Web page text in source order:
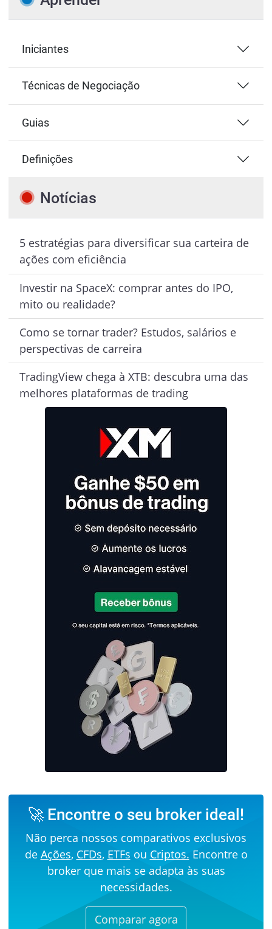
Iniciantes
Técnicas de Negociação
Guias
Definições
Notícias
5 estratégias para diversificar sua carteira de
ações com eficiência
Investir na SpaceX: comprar antes do IPO,
mito ou realidade?
Como se tornar trader? Estudos, salários e
perspectivas de carreira
TradingView chega à XTB: descubra uma das
melhores plataformas de trading
🚀 Encontre o seu broker ideal!
Não perca nossos comparativos exclusivos
de Ações, CFDs, ETFs ou Criptos. Encontre o
broker que mais se adapta às suas
necessidades.
Comparar agora